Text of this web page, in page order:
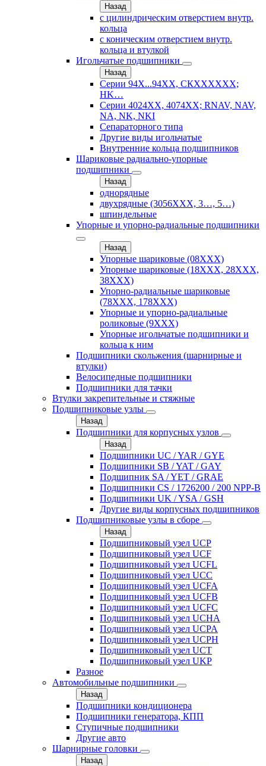
Назад
с цилиндрическим отверстием внутр.
кольца
с коническим отверстием внутр.
кольца и втулкой
Игольчатые подшипники
Назад
Серии 94Х...94ХХ, СКХХХХХХ;
HK…
Серии 4024ХХ, 4074ХХ; RNAV, NAV,
NA, NK, NKI
Сепараторного типа
Другие виды игольчатые
Внутренние кольца подшипников
Шариковые радиально-упорные
подшипники
Назад
однорядные
двухрядные (3056ХХХ, 3…, 5…)
шпиндельные
Упорные и упорно-радиальные подшипники
Назад
Упорные шариковые (08XXX)
Упорные шариковые (18XXX, 28XXХ,
38ХХХ)
Упорно-радиальные шариковые
(78XXX, 178ХХХ)
Упорные и упорно-радиальные
роликовые (9ХХХ)
Упорные игольчатые подшипники и
кольца к ним
Подшипники скольжения (шарнирные и
втулки)
Велосипедные подшипники
Подшипники для тачки
Втулки закрепительные и стяжные
Подшипниковые узлы
Назад
Подшипники для корпусных узлов
Назад
Подшипники UC / YAR / GYE
Подшипники SB / YAT / GAY
Подшипник SA / YET / GRAE
Подшипники CS / 1726200 / 200 NPP-B
Подшипники UK / YSA / GSH
Другие виды корпусных подшипников
Подшипниковые узлы в сборе
Назад
Подшипниковый узел UCP
Подшипниковый узел UCF
Подшипниковый узел UCFL
Подшипниковый узел UCC
Подшипниковый узел UCFA
Подшипниковый узел UCFB
Подшипниковый узел UCFC
Подшипниковый узел UCHA
Подшипниковый узел UCPA
Подшипниковый узел UCPH
Подшипниковый узел UCT
Подшипниковый узел UKP
Разное
Автомобильные подшипники
Назад
Подшипники кондиционера
Подшипники генератора, КПП
Ступичные подшипники
Другие авто
Шарнирные головки
Назад